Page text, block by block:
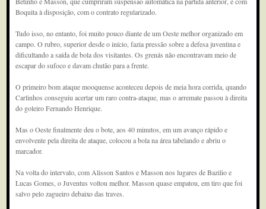
Boquita à disposição, com o contrato regularizado.
Tudo isso, no entanto, foi muito pouco diante de um Oeste melhor organizado em
campo. O rubro, superior desde o início, fazia pressão sobre a defesa juventina e
dificultando a saída de bola dos visitantes. Os grenás não encontravam meio de
escapar do sufoco e davam chutão para a frente.
O primeiro bom ataque mooquense aconteceu depois de meia hora corrida, quando
Carlinhos conseguiu acertar um raro contra-ataque, mas o arremate passou à direita
do goleiro Fernando Henrique.
Mas o Oeste finalmente deu o bote, aos 40 minutos, em um avanço rápido e
envolvente pela direita de ataque, colocou a bola na área tabelando e abriu o
marcador.
Na volta do intervalo, com Alisson Santos e Masson nos lugares de Bazilio e
Lucas Gomes, o Juventus voltou melhor. Masson quase empatou, em tiro que foi
salvo pelo zagueiro debaixo das traves.